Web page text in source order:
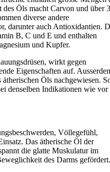
Öls macht Carvon und über
diverse andere
darunter auch Antioxidantien.
B, C und E und enthalten
und Kupfer.
wirkt gegen
Eigenschaften auf.
Öls nachgewiesen.
denselben Indikationen wie vor
Völlegefühl,
Das ätherische Öl der
die glatte Muskulatur im
des Darms gefördert.